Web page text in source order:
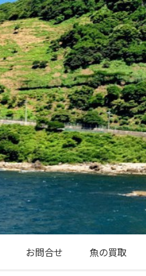
お問合せ 魚の買取